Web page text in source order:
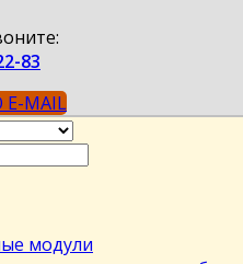
83
MAIL
модули